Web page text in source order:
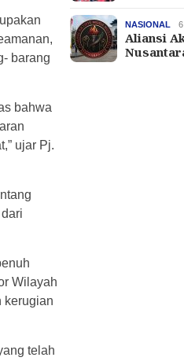
barang
bahwa
ujar Pj.
Wilayah
kerugian
telah
NASIONAL
Aliansi